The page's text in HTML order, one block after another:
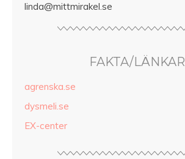
linda@mittmirakel.se
FAKTA/LÄNKAR
agrenska.se
dysmeli.se
EX-center